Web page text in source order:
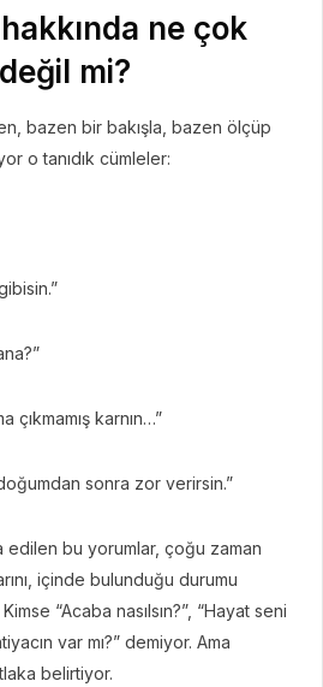
ne çok
mi?
bazen bir bakışla, bazen ölçüp
o tanıdık cümleler:
çıkmamış karnın…”
sonra zor verirsin.”
bu yorumlar, çoğu zaman
içinde bulunduğu durumu
“Acaba nasılsın?”, “Hayat seni
var mı?” demiyor. Ama
belirtiyor.